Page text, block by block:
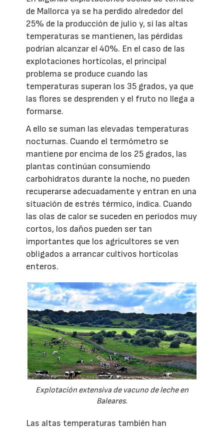
de Mallorca ya se ha perdido alrededor del
25% de la producción de julio y, si las altas
temperaturas se mantienen, las pérdidas
podrían alcanzar el 40%. En el caso de las
explotaciones hortícolas, el principal
problema se produce cuando las
temperaturas superan los 35 grados, ya que
las flores se desprenden y el fruto no llega a
formarse.
A ello se suman las elevadas temperaturas
nocturnas. Cuando el termómetro se
mantiene por encima de los 25 grados, las
plantas continúan consumiendo
carbohidratos durante la noche, no pueden
recuperarse adecuadamente y entran en una
situación de estrés térmico, indica. Cuando
las olas de calor se suceden en periodos muy
cortos, los daños pueden ser tan
importantes que los agricultores se ven
obligados a arrancar cultivos hortícolas
enteros.
Explotación extensiva de vacuno de leche en
Baleares.
Las altas temperaturas también han